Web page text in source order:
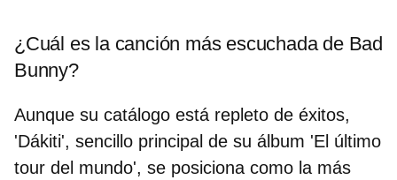
¿Cuál es la canción más escuchada de Bad
Bunny?
Aunque su catálogo está repleto de éxitos,
'Dákiti', sencillo principal de su álbum 'El último
tour del mundo', se posiciona como la más